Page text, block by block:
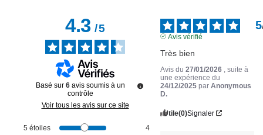
4.3/5
Basé sur 6 avis soumis à un
contrôle
Voir tous les avis sur ce site
5 étoiles
4
5
Avis vérifié
Très bien
Avis du27/01/2026
, suite à
une expérience du
24/12/2025 parAnonymous
D.
Utile(0)Signaler